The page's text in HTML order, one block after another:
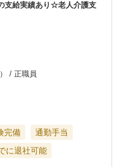
支給実績あり☆老人介護支
/ 正職員
完備
通勤手当
に退社可能